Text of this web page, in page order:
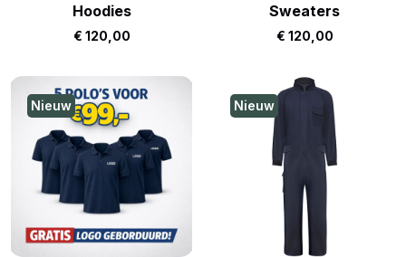
Hoodies
€ 120,00
Sweaters
€ 120,00
Nieuw Nieuw